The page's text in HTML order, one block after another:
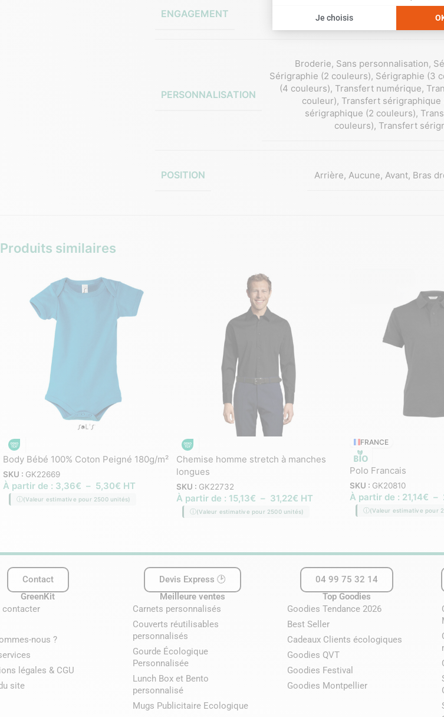
ENGAGEMENT Matière
PERSONNALISATION
Broderie, Sans personnalisation,
Sérigraphie (2 couleurs), Sérigraphie (3
(4 couleurs), Transfert numérique,
couleur), Transfert sérigraphique
sérigraphique (2 couleurs),
couleurs), Transfert
POSITION Arrière, Aucune, Avant, Bras
Produits similaires
Body Bébé 100% Coton Peigné 180g/m²
SKU : GK22669
À partir de : 3,36€ – 5,30€ HT
(Valeur estimative pour 2500 unités)
Chemise homme stretch à manches
longues
SKU : GK22732
À partir de : 15,13€ – 31,22€ HT
(Valeur estimative pour 2500 unités)
FRANCE
Polo Francais
SKU : GK20810
À partir de : 21,14€ –
(Valeur estimative pour
Contact
GreenKit
contacter
nous ?
légales & CGU
site
Devis Express 🕑
Meilleure ventes
Carnets personnalisés
Couverts réutilisables
personnalisés
Gourde Écologique
Personnalisée
Lunch Box et Bento
personnalisé
Mugs Publicitaire Ecologique
04 99 75 32 14
Top Goodies
Goodies Tendance 2026
Best Seller
Cadeaux Clients écologiques
Goodies QVT
Goodies Festival
Goodies Montpellier